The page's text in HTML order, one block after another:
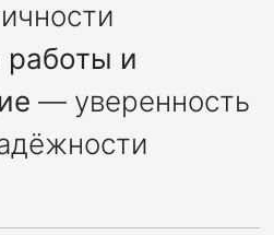
работы и
— уверенность